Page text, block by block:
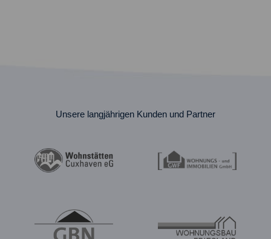
Unsere langjährigen Kunden und Partner